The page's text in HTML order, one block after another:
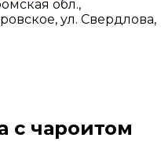
обл.,
ул. Свердлова,
с чароитом